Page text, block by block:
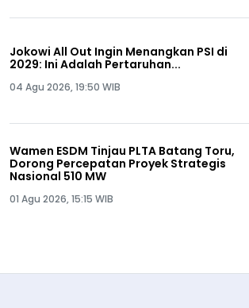
Jokowi All Out Ingin Menangkan PSI di
2029: Ini Adalah Pertaruhan...
04 Agu 2026, 19:50 WIB
Wamen ESDM Tinjau PLTA Batang Toru,
Dorong Percepatan Proyek Strategis
Nasional 510 MW
01 Agu 2026, 15:15 WIB